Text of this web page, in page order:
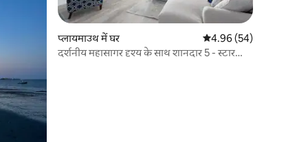
प्लायमाउथ में घर औसत रेटिंग 5 में से 4.96,
4.96 (54)
दर्शनीय महासागर दृश्य के साथ शानदार 5 - स्टार